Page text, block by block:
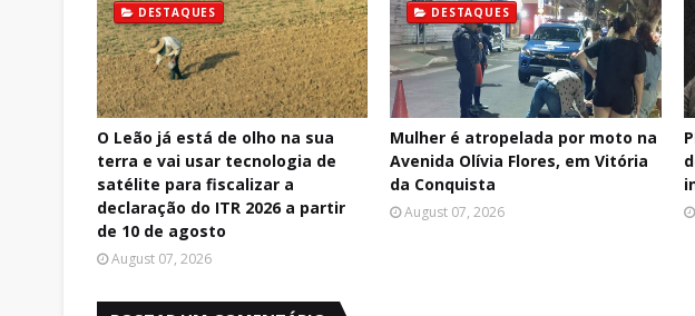
DESTAQUES
O Leão já está de olho na sua
terra e vai usar tecnologia de
satélite para fiscalizar a
declaração do ITR 2026 a partir
de 10 de agosto
August 07, 2026
DESTAQUES
Mulher é atropelada por moto na
Avenida Olívia Flores, em Vitória
da Conquista
August 07, 2026